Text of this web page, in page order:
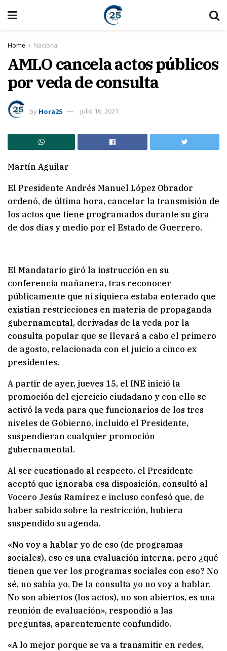
Home Nacional
AMLO cancela actos públicos
por veda de consulta
by Hora25 julio 16, 2021
Martín Aguilar
El Presidente Andrés Manuel López Obrador
ordenó, de última hora, cancelar la transmisión de
los actos que tiene programados durante su gira
de dos días y medio por el Estado de Guerrero.
El Mandatario giró la instrucción en su
conferencia mañanera, tras reconocer
públicamente que ni siquiera estaba enterado que
existían restricciones en materia de propaganda
gubernamental, derivadas de la veda por la
consulta popular que se llevará a cabo el primero
de agosto, relacionada con el juicio a cinco ex
presidentes.
A partir de ayer, jueves 15, el INE inició la
promoción del ejercicio ciudadano y con ello se
activó la veda para que funcionarios de los tres
niveles de Gobierno, incluido el Presidente,
suspendieran cualquier promoción
gubernamental.
Al ser cuestionado al respecto, el Presidente
aceptó que ignoraba esa disposición, consultó al
Vocero Jesús Ramírez e incluso confesó que, de
haber sabido sobre la restricción, hubiera
suspendido su agenda.
«No voy a hablar yo de eso (de programas
sociales), eso es una evaluación interna, pero ¿qué
tienen que ver los programas sociales con eso? No
sé, no sabía yo. De la consulta yo no voy a hablar.
No son abiertos (los actos), no son abiertos, es una
reunión de evaluación», respondió a las
preguntas, aparentemente confundido.
«A lo mejor porque se va a transmitir en redes,